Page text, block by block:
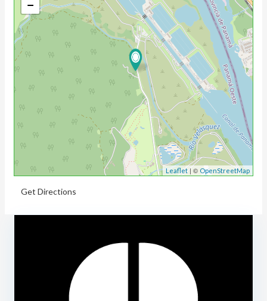
−
Leaflet | © OpenStreetMap
Get Directions